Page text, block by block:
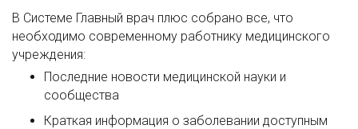
В Системе Главный врач плюс собрано все, что
необходимо современному работнику медицинского
учреждения:
Последние новости медицинской науки и
сообщества
Краткая информация о заболевании доступным